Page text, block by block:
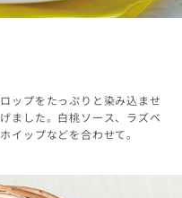
ップをたっぷりと染み込ませ
ました。白桃ソース、ラズベ
イップなどを合わせて。